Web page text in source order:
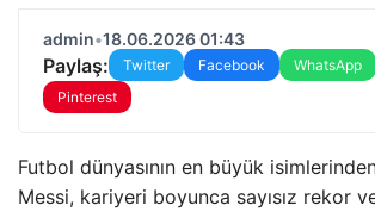
admin•18.06.2026 01:43
Paylaş: Twitter Facebook WhatsApp
Pinterest
Futbol dünyasının en büyük
Messi, kariyeri boyunca sayısız rekor